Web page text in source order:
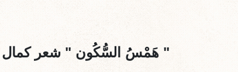
" هَمْسُ السُّكُون " شعر كمال